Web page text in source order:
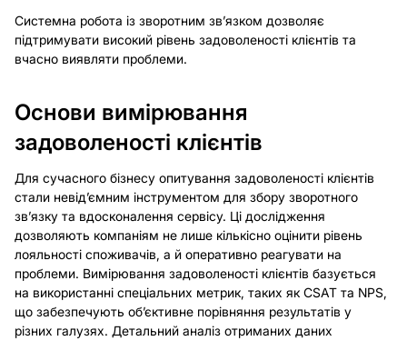
Системна робота із зворотним зв’язком дозволяє
підтримувати високий рівень задоволеності клієнтів та
вчасно виявляти проблеми.
Основи вимірювання
задоволеності клієнтів
Для сучасного бізнесу опитування задоволеності клієнтів
стали невід’ємним інструментом для збору зворотного
зв’язку та вдосконалення сервісу. Ці дослідження
дозволяють компаніям не лише кількісно оцінити рівень
лояльності споживачів, а й оперативно реагувати на
проблеми. Вимірювання задоволеності клієнтів базується
на використанні спеціальних метрик, таких як CSAT та NPS,
що забезпечують об’єктивне порівняння результатів у
різних галузях. Детальний аналіз отриманих даних